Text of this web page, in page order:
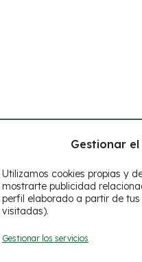
Gestionar
Utilizamos cookies propias y
mostrarte publicidad
perfil elaborado a partir de
visitadas).
Gestionar los servicios